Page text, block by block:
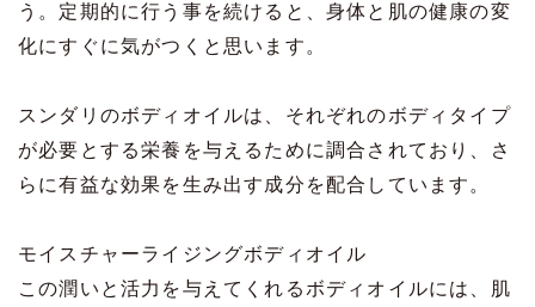
う。定期的に行う事を続けると、身体と肌の健康の変
化にすぐに気がつくと思います。
スンダリのボディオイルは、それぞれのボディタイプ
が必要とする栄養を与えるために調合されており、さ
らに有益な効果を生み出す成分を配合しています。
モイスチャーライジングボディオイル
この潤いと活力を与えてくれるボディオイルには、肌